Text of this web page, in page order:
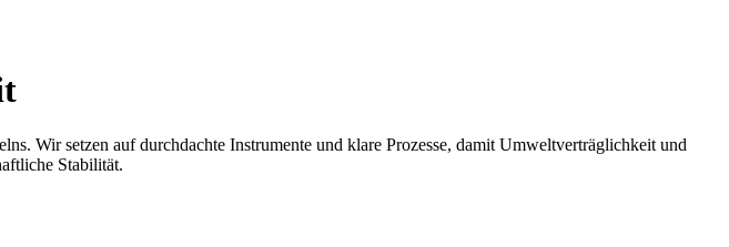
Wir setzen auf durchdachte Instrumente und klare Prozesse, damit Umweltverträglichkeit und
Stabilität.